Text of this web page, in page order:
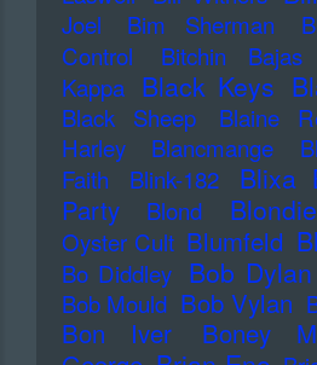
Joel
Bim Sherman
Control
Bitchin Bajas
Kappa Black Keys
Black Sheep Blaine
Harley
Blancmange
Faith
Blink-182 Blixa
Party
Blond Blondie
Oyster Cult Blumfeld
Bo Diddley Bob Dylan
Bob Mould Bob Vylan
Bon Iver Boney M